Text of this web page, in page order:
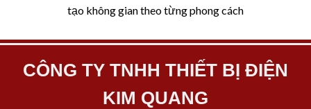
tạo không gian theo từng phong cách
CÔNG TY TNHH THIẾT BỊ ĐIỆN
KIM QUANG